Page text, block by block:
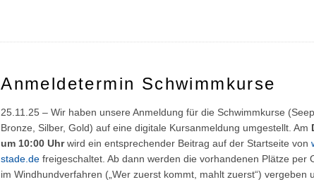
Anmeldetermin Schwimmkurse
25.11.25 – Wir haben unsere Anmeldung für die Schwimmkurse
Bronze, Silber, Gold) auf eine digitale Kursanmeldung umgestellt. Am
um 10:00 Uhrwird ein entsprechender Beitrag auf der Startseite von
stade.de freigeschaltet. Ab dann werden die vorhandenen Plätze per
im Windhundverfahren („Wer zuerst kommt, mahlt zuerst“) vergeben